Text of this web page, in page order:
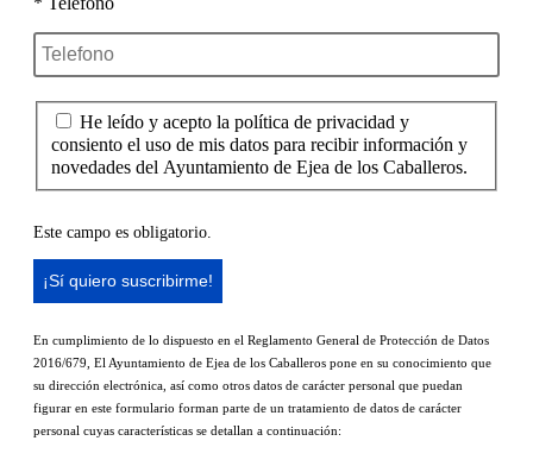
He leído y acepto la política de privacidad y
consiento el uso de mis datos para recibir información y
novedades del Ayuntamiento de Ejea de los Caballeros.
Este campo es obligatorio.
En cumplimiento de lo dispuesto en el Reglamento General de Protección de Datos
2016/679, El Ayuntamiento de Ejea de los Caballeros pone en su conocimiento que
su dirección electrónica, así como otros datos de carácter personal que puedan
figurar en este formulario forman parte de un tratamiento de datos de carácter
personal cuyas características se detallan a continuación: